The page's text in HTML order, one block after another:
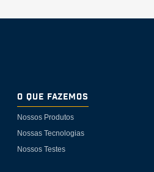
O Que Fazemos
Nossos Produtos
Nossas Tecnologias
Nossos Testes